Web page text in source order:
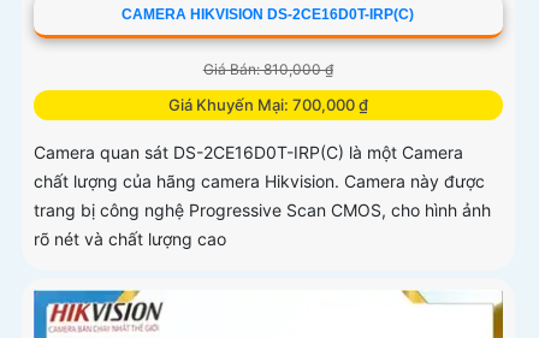
CAMERA HIKVISION DS-2CE16D0T-IRP(C)
Giá Bán: 810,000 ₫
Giá Khuyến Mại: 700,000 ₫
Camera quan sát DS-2CE16D0T-IRP(C) là một Camera
chất lượng của hãng camera Hikvision. Camera này được
trang bị công nghệ Progressive Scan CMOS, cho hình ảnh
rõ nét và chất lượng cao